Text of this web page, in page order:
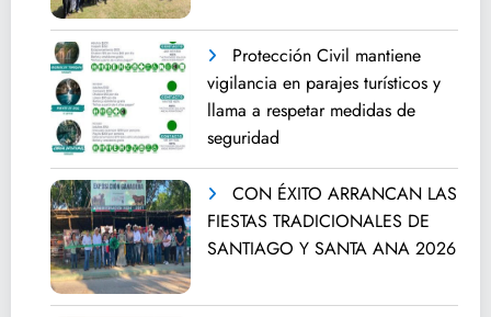
Protección Civil mantiene
vigilancia en parajes turísticos y
llama a respetar medidas de
seguridad
CON ÉXITO ARRANCAN LAS
FIESTAS TRADICIONALES DE
SANTIAGO Y SANTA ANA 2026